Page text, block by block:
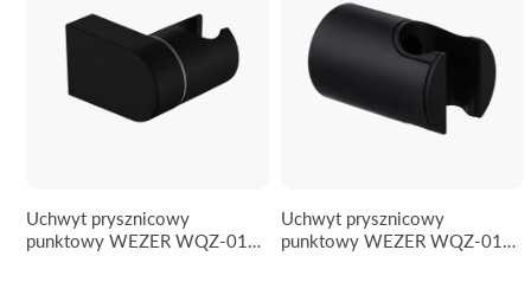
Uchwyt prysznicowy
punktowy WEZER WQZ-018-
Uchwyt prysznicowy
punktowy WEZER WQZ-015-